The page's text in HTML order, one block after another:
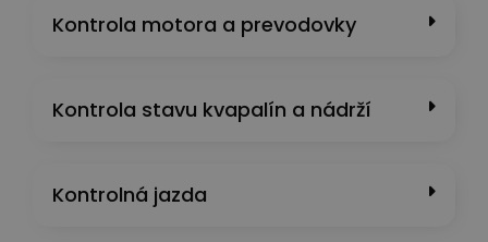
Kontrola motora a prevodovky
Kontrola stavu kvapalín a nádrží
Kontrolná jazda